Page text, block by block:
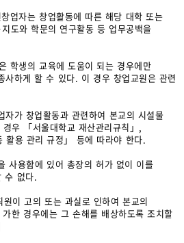
업자는 창업활동에 따른 해당 대학 또는
도와 학문의 연구활동 등 업무공백을
학생의 교육에 도움이 되는 경우에만
사하게 할 수 있다. 이 경우 창업교원은 관련
가 창업활동과 관련하여 본교의 시설물
우 「서울대학교 재산관리규칙」,
활용 관리 규정」 등에 따라야 한다.
사용함에 있어 총장의 허가 없이 이를
수 없다.
이 고의 또는 과실로 인하여 본교의
한 경우에는 그 손해를 배상하도록 조치할